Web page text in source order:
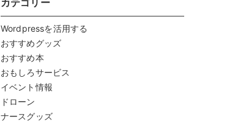
カテゴリー
Wordpressを活用する
おすすめグッズ
おすすめ本
おもしろサービス
イベント情報
ドローン
ナースグッズ